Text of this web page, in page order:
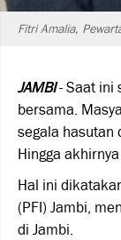
Fitri Amalia,
JAMBI- Saat ini
bersama.
segala hasutan
Hingga
Hal ini
(PFI) Jambi,
di Jambi.